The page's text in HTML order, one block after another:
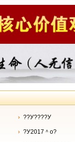
??У????У
?У2017＾ο?